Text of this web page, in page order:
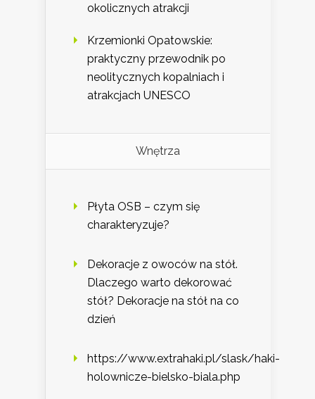
okolicznych atrakcji
Krzemionki Opatowskie:
praktyczny przewodnik po
neolitycznych kopalniach i
atrakcjach UNESCO
Wnętrza
Płyta OSB – czym się
charakteryzuje?
Dekoracje z owoców na stół.
Dlaczego warto dekorować
stół? Dekoracje na stół na co
dzień
https://www.extrahaki.pl/slask/haki-
holownicze-bielsko-biala.php